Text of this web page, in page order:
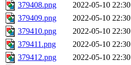
379408.png
2022-05-10 22:30
379409.png
2022-05-10 22:30
379410.png
2022-05-10 22:30
379411.png
2022-05-10 22:30
379412.png
2022-05-10 22:30